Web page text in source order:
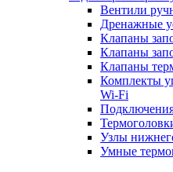
Вентили
Дренажные
Клапаны
Клапаны
Клапаны
Комплекты
Wi-Fi
Узлы
Умные